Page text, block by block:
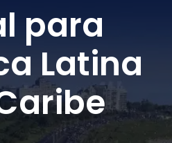
para
Latina